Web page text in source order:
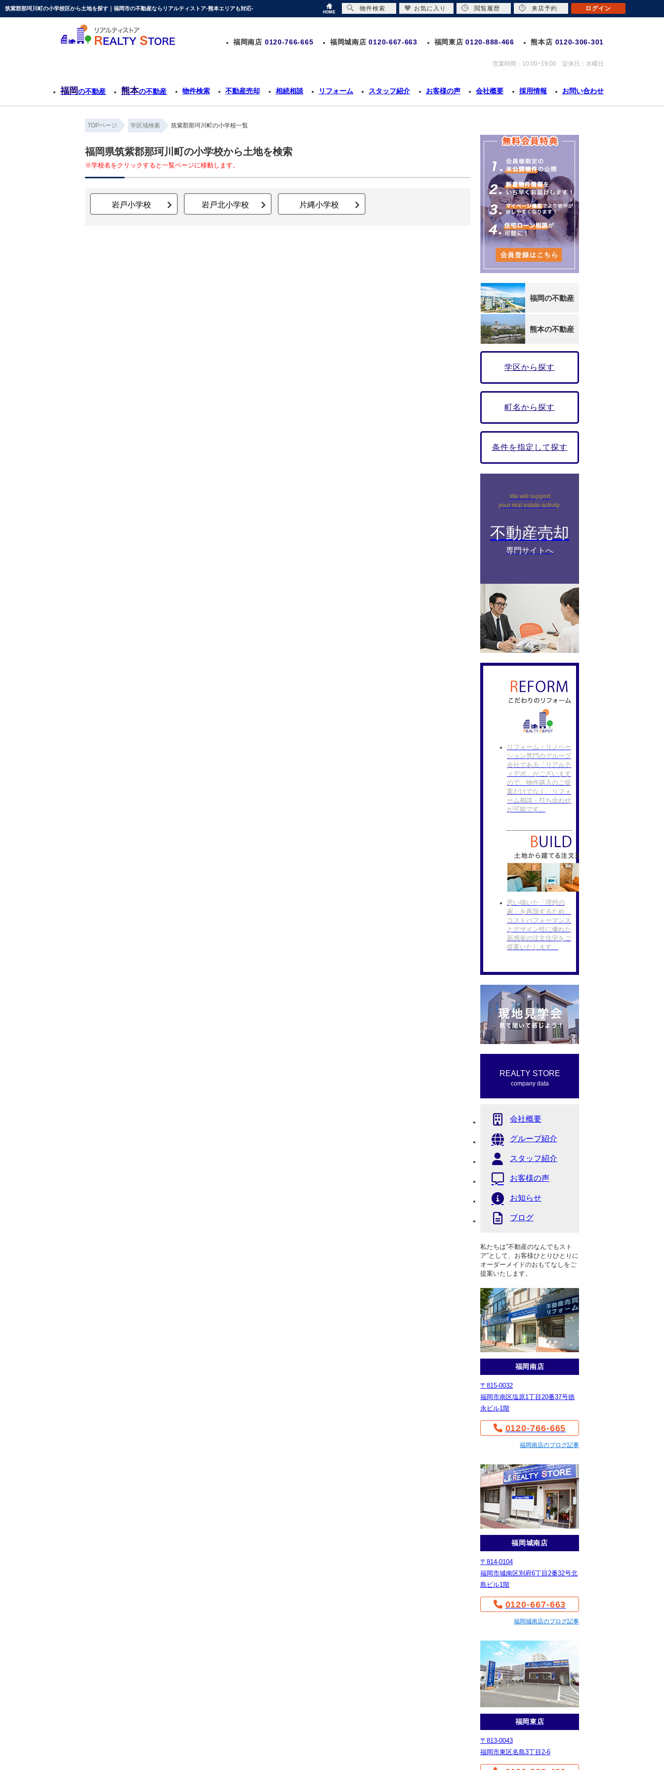
筑紫郡那珂川町の小学校区から土地を探す｜福岡市の不動産ならリアルティストア-熊本エリアも対応-
福岡南店 0120-766-665 福岡城南店 0120-667-663 福岡東店 0120-888-466 熊本店 0120-306-301
営業時間：10:00~19:00 定休日：水曜日
福岡の不動産 熊本の不動産 物件検索 不動産売却 相続相談 リフォーム スタッフ紹介 お客様の声 会社概要 採用情報 お問い合わせ
TOPページ 学区域検索 筑紫郡那珂川町の小学校一覧
福岡県筑紫郡那珂川町の小学校から土地を検索
※学校名をクリックすると一覧ページに移動します。
岩戸小学校 岩戸北小学校 片縄小学校
福岡の不動産
熊本の不動産
学区から探す
町名から探す
条件を指定して探す
We will support
your real estate activity.
不動産売却
専門サイトへ
リフォーム・リノベー
ション専門のグループ
会社である「リアルテ
ィデポ」がございます
ので、物件購入のご提
案だけでなく、リフォ
ーム相談・打ち合わせ
が可能です。
思い描いた「理想の
家」を再現するため、
コストパフォーマンス
とデザイン性に優れた
新感覚の注文住宅をご
提案いたします。
REALTY STORE
company data
会社概要
グループ紹介
スタッフ紹介
お客様の声
お知らせ
ブログ
私たちは”不動産のなんでもスト
ア”として、お客様ひとりひとりに
オーダーメイドのおもてなしをご
提案いたします。
福岡南店
〒815-0032
福岡市南区塩原1丁目20番37号徳
永ビル1階
0120-766-665
福岡南店のブログ記事
福岡城南店
〒814-0104
福岡市城南区別府6丁目2番32号北
島ビル1階
0120-667-663
福岡城南店のブログ記事
福岡東店
〒813-0043
福岡市東区名島3丁目2-6
物件検索 お気に入り 閲覧履歴 来店予約 ログイン